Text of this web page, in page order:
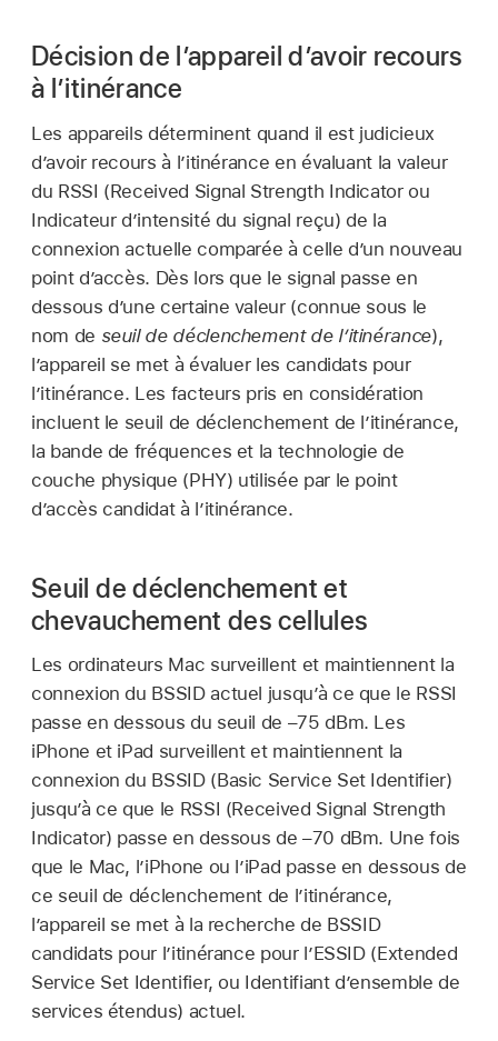
Décision de l’appareil d’avoir recours
à l’itinérance
Les appareils déterminent quand il est judicieux
d’avoir recours à l’itinérance en évaluant la valeur
du RSSI (Received Signal Strength Indicator ou
Indicateur d’intensité du signal reçu) de la
connexion actuelle comparée à celle d’un nouveau
point d’accès. Dès lors que le signal passe en
dessous d’une certaine valeur (connue sous le
nom de seuil de déclenchement de l’itinérance),
l’appareil se met à évaluer les candidats pour
l’itinérance. Les facteurs pris en considération
incluent le seuil de déclenchement de l’itinérance,
la bande de fréquences et la technologie de
couche physique (PHY) utilisée par le point
d’accès candidat à l’itinérance.
Seuil de déclenchement et
chevauchement des cellules
Les ordinateurs Mac surveillent et maintiennent la
connexion du BSSID actuel jusqu’à ce que le RSSI
passe en dessous du seuil de –75 dBm. Les
iPhone et iPad surveillent et maintiennent la
connexion du BSSID (Basic Service Set Identifier)
jusqu’à ce que le RSSI (Received Signal Strength
Indicator) passe en dessous de –70 dBm. Une fois
que le Mac, l’iPhone ou l’iPad passe en dessous de
ce seuil de déclenchement de l’itinérance,
l’appareil se met à la recherche de BSSID
candidats pour l’itinérance pour l’ESSID (Extended
Service Set Identifier, ou Identifiant d’ensemble de
services étendus) actuel.